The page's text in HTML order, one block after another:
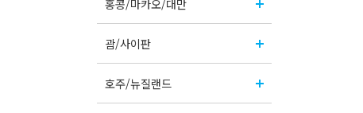
홍콩/마카오/대만
괌/사이판
호주/뉴질랜드